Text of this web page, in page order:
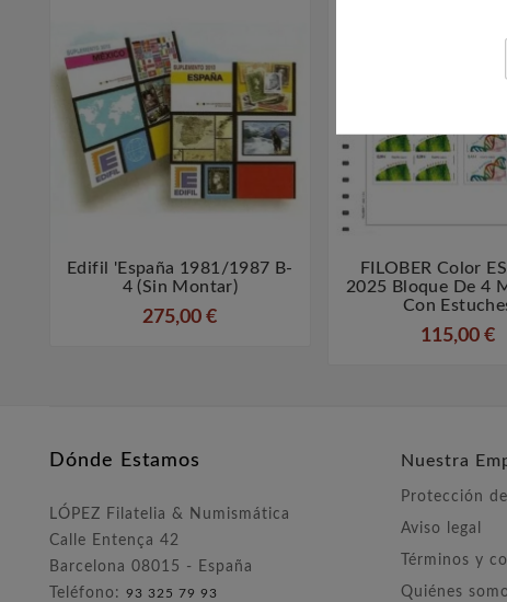
 
Edifil 'España 1981/1987 B-
4 (sin Montar)
275,00 €
 
FILOBER Color
2025 Bloque De 4
Con
115,00 €
Dónde Estamos
LÓPEZ Filatelia & Numismática
Calle Entença 42
Barcelona 08015 - España
Teléfono: 93 325 79 93
Nuestra
Protección
Aviso legal
Términos y
Quiénes